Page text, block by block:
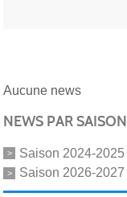
Aucune news
NEWS PAR SAISON
Saison 2024-2025
Saison 2026-2027